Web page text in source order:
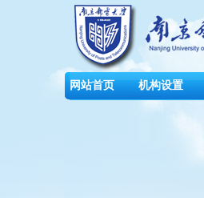
网站首页 机构设置